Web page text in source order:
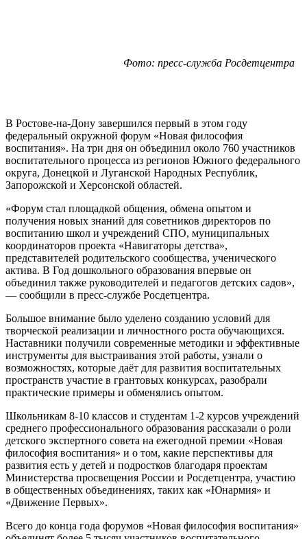
Фото: пресс-служба Росдетцентра
В Ростове-на-Дону завершился первый в этом году
федеральный окружной форум «Новая философия
воспитания». На три дня он объединил около 760 участников
воспитательного процесса из регионов Южного федерального
округа, Донецкой и Луганской Народных Республик,
Запорожской и Херсонской областей.
«Форум стал площадкой общения, обмена опытом и
получения новых знаний для советников директоров по
воспитанию школ и учреждений СПО, муниципальных
координаторов проекта «Навигаторы детства»,
представителей родительского сообщества, ученического
актива. В Год дошкольного образования впервые он
объединил также руководителей и педагогов детских садов»,
— сообщили в пресс-службе Росдетцентра.
Большое внимание было уделено созданию условий для
творческой реализации и личностного роста обучающихся.
Наставники получили современные методики и эффективные
инструменты для выстраивания этой работы, узнали о
возможностях, которые даёт для развития воспитательных
пространств участие в грантовых конкурсах, разобрали
практические примеры и обменялись опытом.
Школьникам 8-10 классов и студентам 1-2 курсов учреждений
среднего профессионального образования рассказали о роли
детского экспертного совета на ежегодной премии «Новая
философия воспитания» и о том, какие перспективы для
развития есть у детей и подростков благодаря проектам
Министерства просвещения России и Росдетцентра, участию
в общественных объединениях, таких как «Юнармия» и
«Движение Первых».
Всего до конца года форумов «Новая философия воспитания»